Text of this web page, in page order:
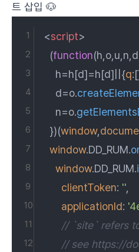
트 삽입 🐶
<script>
  (
function(h,o,u,n,d
    h=h[d]=h[d]||{
q
    d=o.
    n=o.
  })(
window,
window.DD_RUM.
window.DD_RUM.
clientToken: ''
applicationId:
// `site` refers
// see https://